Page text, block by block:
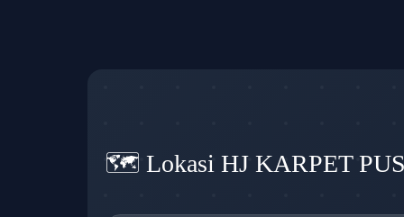
🗺️ Lokasi HJ KARPET